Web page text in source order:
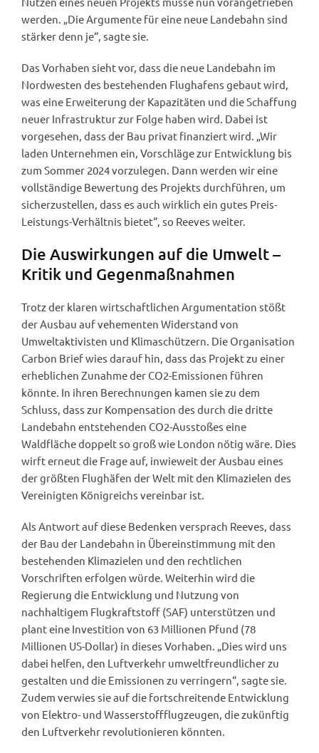
werden. „Die Argumente für eine neue Landebahn sind
stärker denn je“, sagte sie.
Das Vorhaben sieht vor, dass die neue Landebahn im
Nordwesten des bestehenden Flughafens gebaut wird,
was eine Erweiterung der Kapazitäten und die Schaffung
neuer Infrastruktur zur Folge haben wird. Dabei ist
vorgesehen, dass der Bau privat finanziert wird. „Wir
laden Unternehmen ein, Vorschläge zur Entwicklung bis
zum Sommer 2024 vorzulegen. Dann werden wir eine
vollständige Bewertung des Projekts durchführen, um
sicherzustellen, dass es auch wirklich ein gutes Preis-
Leistungs-Verhältnis bietet“, so Reeves weiter.
Die Auswirkungen auf die Umwelt –
Kritik und Gegenmaßnahmen
Trotz der klaren wirtschaftlichen Argumentation stößt
der Ausbau auf vehementen Widerstand von
Umweltaktivisten und Klimaschützern. Die Organisation
Carbon Brief wies darauf hin, dass das Projekt zu einer
erheblichen Zunahme der CO2-Emissionen führen
könnte. In ihren Berechnungen kamen sie zu dem
Schluss, dass zur Kompensation des durch die dritte
Landebahn entstehenden CO2-Ausstoßes eine
Waldfläche doppelt so groß wie London nötig wäre. Dies
wirft erneut die Frage auf, inwieweit der Ausbau eines
der größten Flughäfen der Welt mit den Klimazielen des
Vereinigten Königreichs vereinbar ist.
Als Antwort auf diese Bedenken versprach Reeves, dass
der Bau der Landebahn in Übereinstimmung mit den
bestehenden Klimazielen und den rechtlichen
Vorschriften erfolgen würde. Weiterhin wird die
Regierung die Entwicklung und Nutzung von
nachhaltigem Flugkraftstoff (SAF) unterstützen und
plant eine Investition von 63 Millionen Pfund (78
Millionen US-Dollar) in dieses Vorhaben. „Dies wird uns
dabei helfen, den Luftverkehr umweltfreundlicher zu
gestalten und die Emissionen zu verringern“, sagte sie.
Zudem verwies sie auf die fortschreitende Entwicklung
von Elektro- und Wasserstoffflugzeugen, die zukünftig
den Luftverkehr revolutionieren könnten.